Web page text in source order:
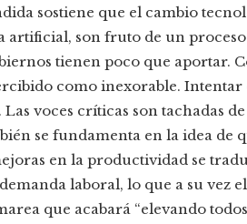
sostiene que el cambio
artificial, son fruto de un
tienen poco que aportar.
como inexorable.
voces críticas son tachadas
se fundamenta en la idea de
en la productividad se
laboral, lo que a su vez
que acabará “elevando